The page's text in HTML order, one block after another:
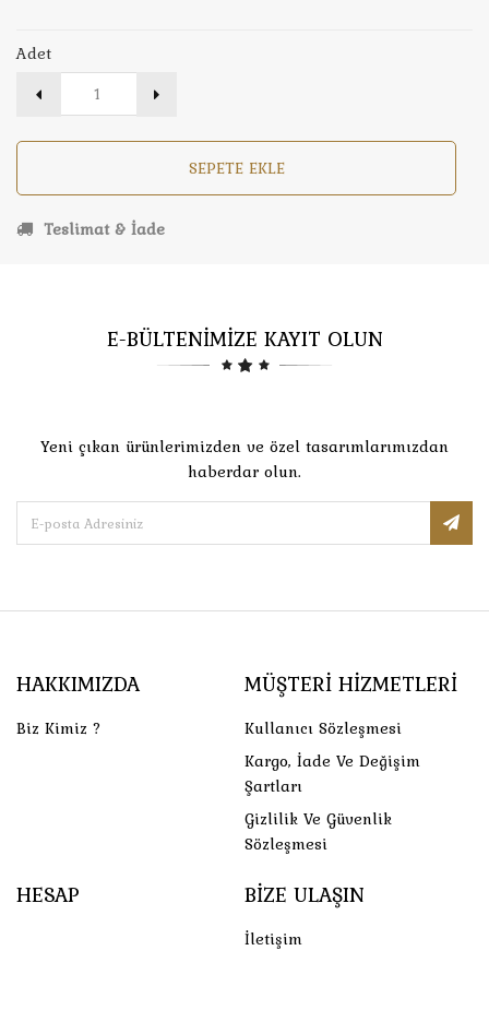
Adet
SEPETE EKLE
Teslimat & İade
E-BÜLTENİMİZE KAYIT OLUN
Yeni çıkan ürünlerimizden ve özel tasarımlarımızdan
haberdar olun.
HAKKIMIZDA
Biz Kimiz ?
MÜŞTERI HIZMETLERI
Kullanıcı Sözleşmesi
Kargo, İade Ve Değişim
Şartları
Gizlilik Ve Güvenlik
Sözleşmesi
HESAP BIZE ULAŞIN
İletişim